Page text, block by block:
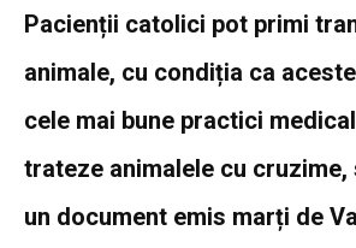
Pacienții catolici pot primi
animale, cu condiția ca
cele mai bune practici
trateze animalele cu
un document emis marți de